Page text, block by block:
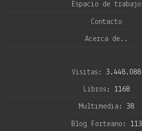
Espacio de trabajo
Contacto
Acerca de..
Visitas: 3.448.088
Libros: 1168
Multimedia: 38
Blog Forteano: 113